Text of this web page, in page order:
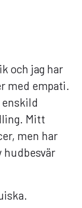
och jag har
med empati.
Mitt
men har
hudbesvär